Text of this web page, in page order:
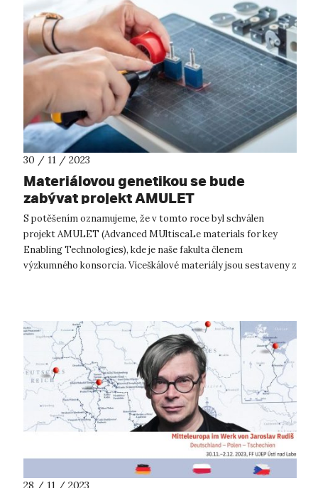
30 / 11 / 2023
Materiálovou genetikou se bude
zabývat projekt AMULET
S potěšením oznamujeme, že v tomto roce byl schválen
projekt AMULET (Advanced MUltiscaLe materials for key
Enabling Technologies), kde je naše fakulta členem
výzkumného konsorcia. Víceškálové materiály jsou sestaveny z
28 / 11 / 2023